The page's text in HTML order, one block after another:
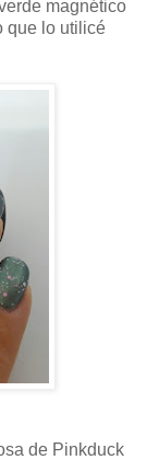
magnético
que lo utilicé
de Pinkduck